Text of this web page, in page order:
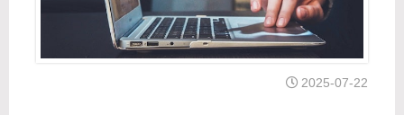
2025-07-22